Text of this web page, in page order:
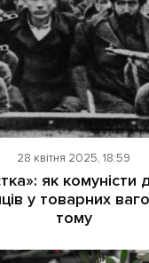
28 квітня 2025, 18:59
як комуністи
у товарних
тому